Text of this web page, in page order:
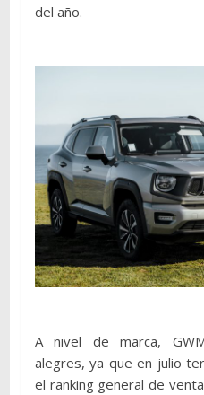
del año.
A nivel de marca,
alegres, ya que en julio
el ranking general de